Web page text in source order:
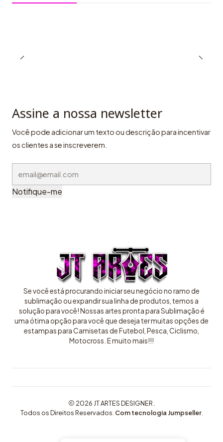
Assine a nossa newsletter
Você pode adicionar um texto ou descrição para incentivar
os clientes a se inscreverem.
Notifique-me
Se você está procurando iniciar seu negócio no ramo de
sublimação ou expandir sua linha de produtos, temos a
solução para você! Nossas artes pronta para Sublimação é
uma ótima opção para você que deseja ter muitas opções de
estampas para Camisetas de Futebol, Pesca, Ciclismo,
Motocross. E muito mais!!!
2026 JT ARTES DESIGNER .
Todos os Direitos Reservados. Com tecnologia Jumpseller.